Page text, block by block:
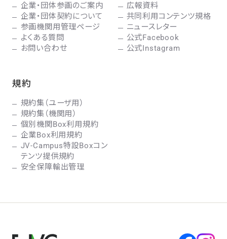
企業・団体参画のご案内
企業・団体契約について
参画機関用管理ページ
よくある質問
お問い合わせ
広報資料
共同利用コンテンツ規格
ニュースレター
公式Facebook
公式Instagram
規約
規約集（ユーザ用）
規約集（機関用）
個別機関Box利用規約
企業Box利用規約
JV-Campus特設Boxコン
テンツ提供規約
安全保障輸出管理